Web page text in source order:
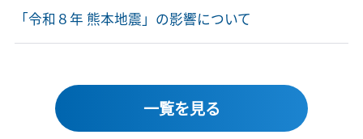
「令和８年 熊本地震」の影響について
一覧を見る